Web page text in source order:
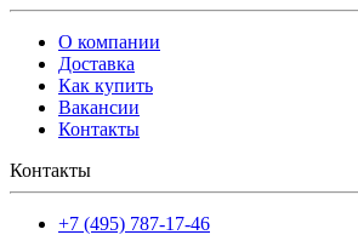
О компании
Доставка
Как купить
Вакансии
Контакты
Контакты
+7 (495) 787-17-46